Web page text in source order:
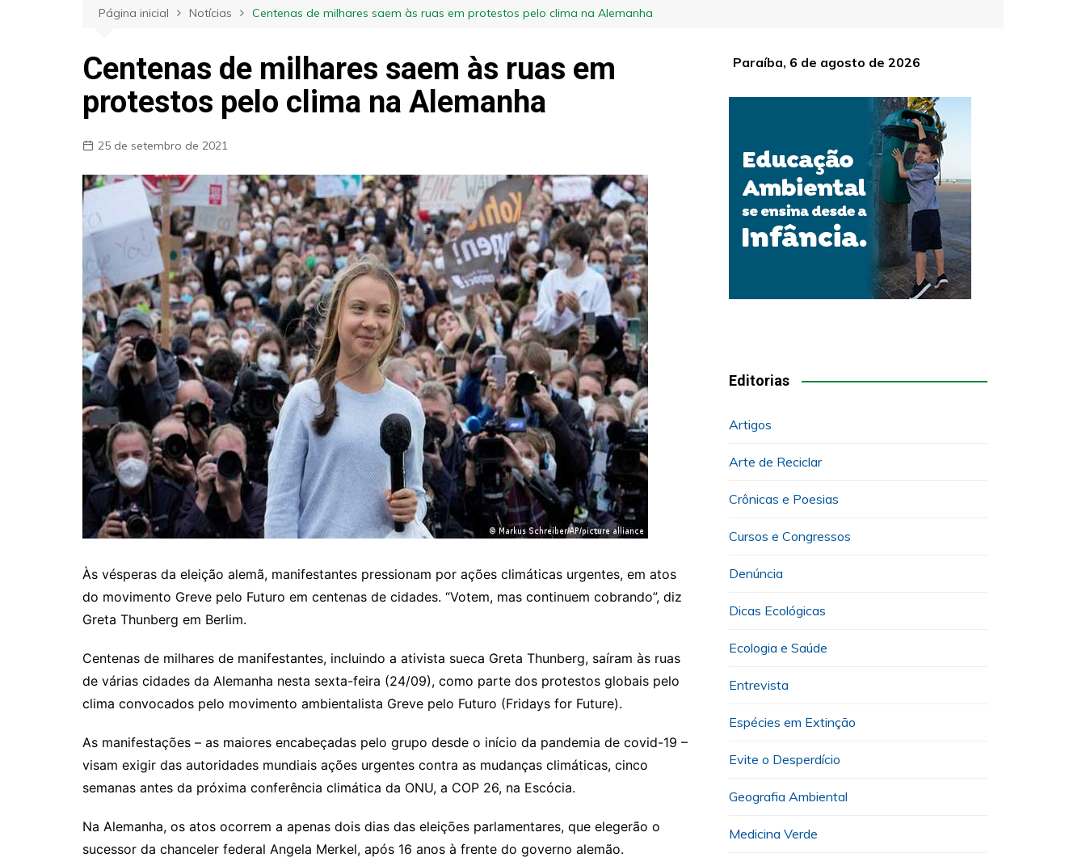
Página inicial Notícias Centenas de milhares saem às ruas em protestos pelo clima na Alemanha
Centenas de milhares saem às ruas em
protestos pelo clima na Alemanha
25 de setembro de 2021
Às vésperas da eleição alemã, manifestantes pressionam por ações climáticas urgentes, em atos
do movimento Greve pelo Futuro em centenas de cidades. “Votem, mas continuem cobrando”, diz
Greta Thunberg em Berlim.
Centenas de milhares de manifestantes, incluindo a ativista sueca Greta Thunberg, saíram às ruas
de várias cidades da Alemanha nesta sexta-feira (24/09), como parte dos protestos globais pelo
clima convocados pelo movimento ambientalista Greve pelo Futuro (Fridays for Future).
As manifestações – as maiores encabeçadas pelo grupo desde o início da pandemia de covid-19 –
visam exigir das autoridades mundiais ações urgentes contra as mudanças climáticas, cinco
semanas antes da próxima conferência climática da ONU, a COP 26, na Escócia.
Na Alemanha, os atos ocorrem a apenas dois dias das eleições parlamentares, que elegerão o
sucessor da chanceler federal Angela Merkel, após 16 anos à frente do governo alemão.
Paraíba, 6 de agosto de 2026
Editorias
Artigos
Arte de Reciclar
Crônicas e Poesias
Cursos e Congressos
Denúncia
Dicas Ecológicas
Ecologia e Saúde
Entrevista
Espécies em Extinção
Evite o Desperdício
Geografia Ambiental
Medicina Verde